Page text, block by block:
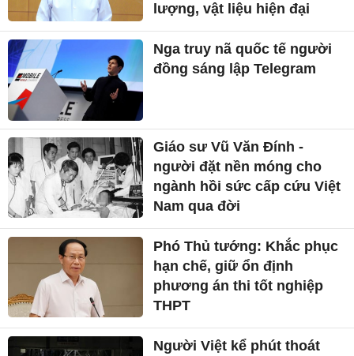
lượng, vật liệu hiện đại
Nga truy nã quốc tế người
đồng sáng lập Telegram
Giáo sư Vũ Văn Đính -
người đặt nền móng cho
ngành hồi sức cấp cứu Việt
Nam qua đời
Phó Thủ tướng: Khắc phục
hạn chế, giữ ổn định
phương án thi tốt nghiệp
THPT
Người Việt kể phút thoát